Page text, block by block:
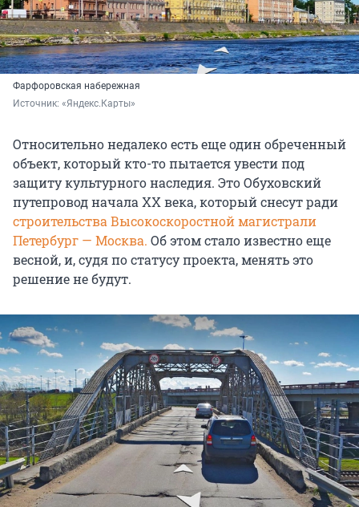
Фарфоровская набережная
Источник: «Яндекс.Карты»
Относительно недалеко есть еще один обреченный
объект, который кто-то пытается увести под
защиту культурного наследия. Это Обуховский
путепровод начала ХХ века, который снесут ради
строительства Высокоскоростной магистрали
Петербург — Москва. Об этом стало известно еще
весной, и, судя по статусу проекта, менять это
решение не будут.